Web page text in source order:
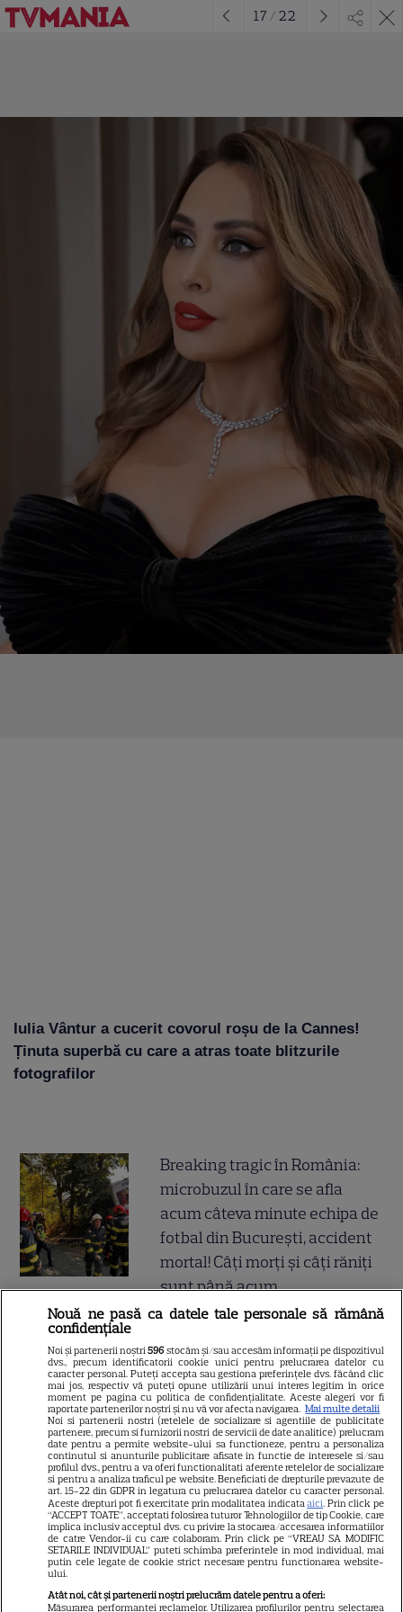
Iulia Vântur a cucerit covorul roșu de la Cannes!
Ținuta superbă cu care a atras toate blitzurile
fotografilor
17 /22
Breaking tragic în România:
microbuzul în care se afla
acum câteva minute echipa de
fotbal din București, accident
mortal! Câți morți și câți răniți
sunt până acum
stat dacă-ți îngrijești părinții,
bunicii sau pe cineva vârstnic
din familie. Acum s-a decis!
Cum trebuie să procedezi
Jorge, revoltat după ce și-a
găsit apartamentul de la mare
devastat. Ce au lăsat în urmă
turiștii este strigător la Cer
Nouă ne pasă ca datele tale personale să rămână
confidențiale
Noi și partenerii noștri596 stocăm și/sau accesăm informații pe dispozitivul
dvs., precum identificatorii cookie unici pentru prelucrarea datelor cu
caracter personal. Puteți accepta sau gestiona preferințele dvs. făcând clic
mai jos, respectiv vă puteți opune utilizării unui interes legitim în orice
moment pe pagina cu politica de confidențialitate. Aceste alegeri vor fi
raportate partenerilor noștri și nu vă vor afecta navigarea. Mai multe detalii
Noi si partenerii nostri (retelele de socializare si agentiile de publicitate
partenere, precum si furnizorii nostri de servicii de date analitice) prelucram
date pentru a permite website-ului sa functioneze, pentru a personaliza
continutul si anunturile publicitare afisate in functie de interesele si/sau
profilul dvs., pentru a va oferi functionalitati aferente retelelor de socializare
si pentru a analiza traficul pe website. Beneficiati de drepturile prevazute de
art. 15-22 din GDPR in legatura cu prelucrarea datelor cu caracter personal.
Aceste drepturi pot fi exercitate prin modalitatea indicataaici. Prin click pe
“ACCEPT TOATE”, acceptati folosirea tuturor Tehnologiilor de tip Cookie, care
implica inclusiv acceptul dvs. cu privire la stocarea/accesarea informatiilor
de catre Vendor-ii cu care colaboram. Prin click pe “VREAU SA MODIFIC
SETARILE INDIVIDUAL” puteti schimba preferintele in mod individual, mai
putin cele legate de cookie strict necesare pentru functionarea website-
ului.
Atât noi, cât și partenerii noștri prelucrăm datele pentru a oferi:
Măsurarea performanței reclamelor. Utilizarea profilurilor pentru selectarea